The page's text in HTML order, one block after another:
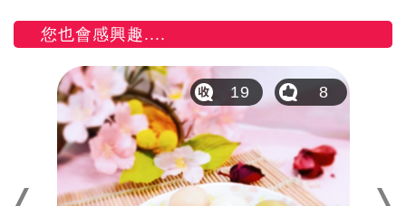
您也會感興趣....
19 8